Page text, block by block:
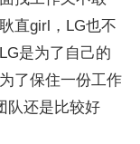
直girl，LG也不
是为了自己的
了保住一份工作
队还是比较好